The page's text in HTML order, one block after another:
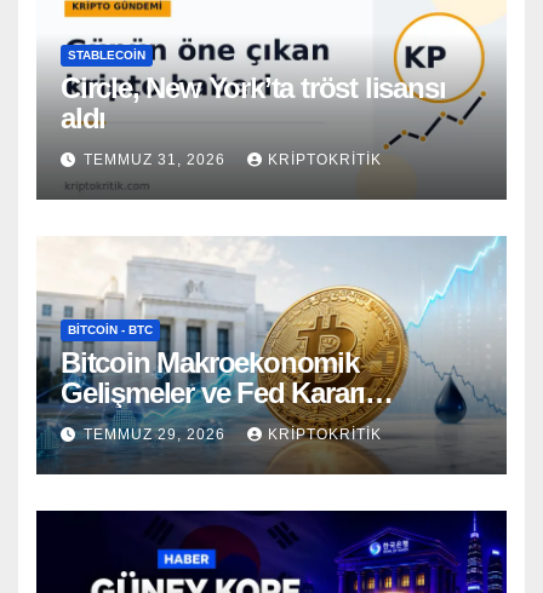
STABLECOIN
Circle, New York’ta tröst lisansı
aldı
TEMMUZ 31, 2026 KRIPTOKRITIK
BITCOIN - BTC
Bitcoin Makroekonomik
Gelişmeler ve Fed Kararı
Öncesinde Dalgalı Seyrediyor
TEMMUZ 29, 2026 KRIPTOKRITIK